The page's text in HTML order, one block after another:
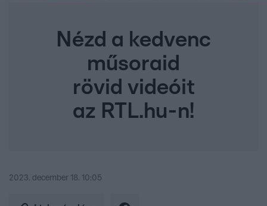
Nézd a kedvenc
műsoraid
rövid videóit
az RTL.hu-n!
2023. december 18. 10:05